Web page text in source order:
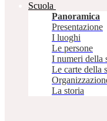
Scuola
Panoramica
Presentazione
I luoghi
Le persone
I numeri della
Le carte della
La storia